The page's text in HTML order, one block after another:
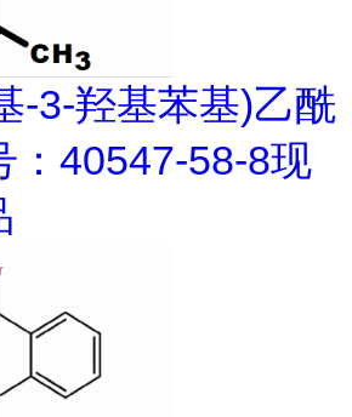
-3-羟基苯基)乙酰
：40547-58-8现